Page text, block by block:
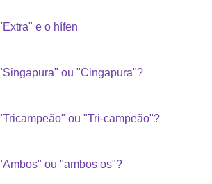
e o hífen
ou "Cingapura"?
ou "Tri-campeão"?
ou "ambos os"?